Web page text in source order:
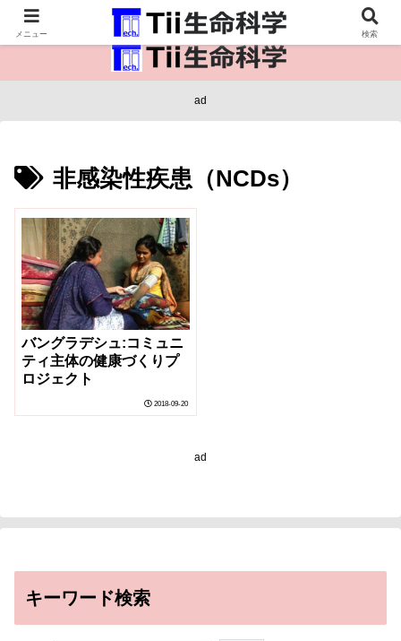
医療保健・生命・生物の情報インフラ。
ad
非感染性疾患（NCDs）
バングラデシュ:コミュニ
ティ主体の健康づくりプ
ロジェクト
2018-09-20
ad
キーワード検索
メニュー 検索